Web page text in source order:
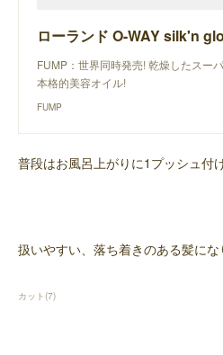
FUMP：世界同時発売! 乾燥したスー
本格的美容オイル!
FUMP
普段はお風呂上がりに1プッシュ付
扱いやすい、落ち着きのある髪に
カット(7)